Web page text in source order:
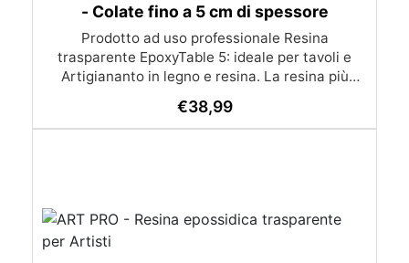
- Colate fino a 5 cm di spessore
Prodotto ad uso professionale Resina
trasparente EpoxyTable 5: ideale per tavoli e
Artigiananto in legno e resina. La resina più
perfetta per colate di alto spessore fino a 5 cm.
Applicazioni Principali: Realizzazione di tavoli in
monete, pietre, ecc) Colate riempitive in
spessore dentro stampi e cassaforme
Caratteristiche principali: ✅ Bassissima
€38,99